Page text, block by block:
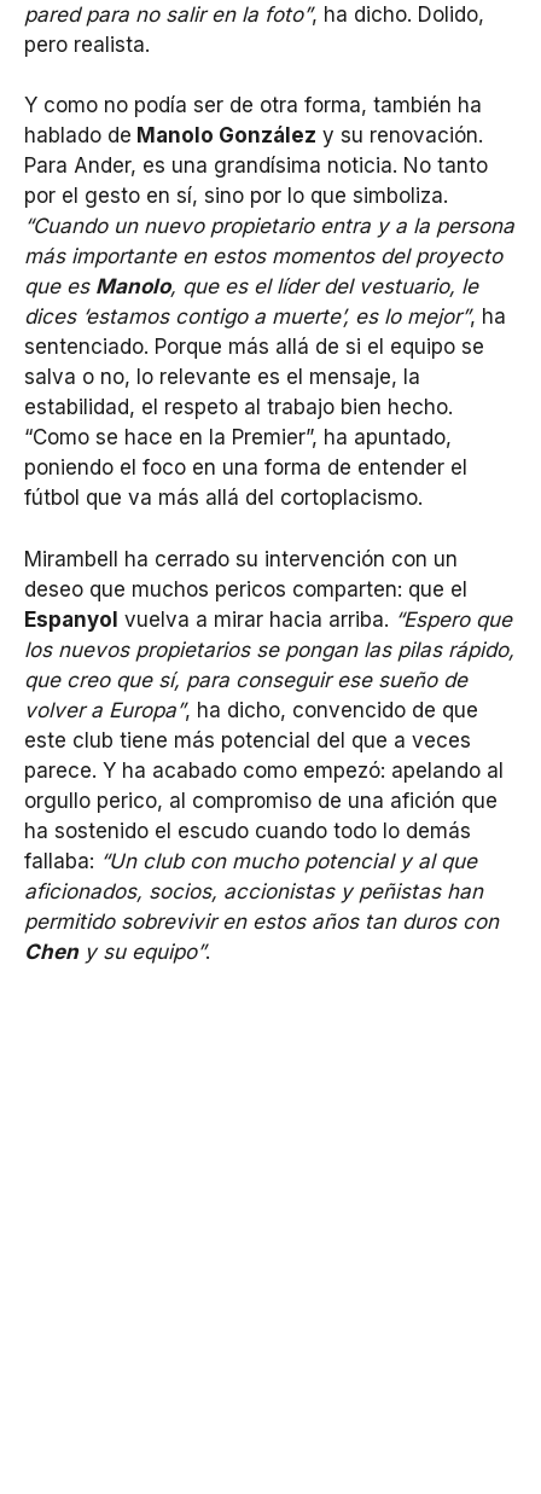
pared para no salir en la foto”, ha dicho. Dolido,
pero realista.
Y como no podía ser de otra forma, también ha
hablado de Manolo González y su renovación.
Para Ander, es una grandísima noticia. No tanto
por el gesto en sí, sino por lo que simboliza.
“Cuando un nuevo propietario entra y a la persona
más importante en estos momentos del proyecto
que es Manolo, que es el líder del vestuario, le
dices ‘estamos contigo a muerte’, es lo mejor”, ha
sentenciado. Porque más allá de si el equipo se
salva o no, lo relevante es el mensaje, la
estabilidad, el respeto al trabajo bien hecho.
“Como se hace en la Premier”, ha apuntado,
poniendo el foco en una forma de entender el
fútbol que va más allá del cortoplacismo.
Mirambell ha cerrado su intervención con un
deseo que muchos pericos comparten: que el
Espanyol vuelva a mirar hacia arriba. “Espero que
los nuevos propietarios se pongan las pilas rápido,
que creo que sí, para conseguir ese sueño de
volver a Europa”, ha dicho, convencido de que
este club tiene más potencial del que a veces
parece. Y ha acabado como empezó: apelando al
orgullo perico, al compromiso de una afición que
ha sostenido el escudo cuando todo lo demás
fallaba: “Un club con mucho potencial y al que
aficionados, socios, accionistas y peñistas han
permitido sobrevivir en estos años tan duros con
Chen y su equipo”.